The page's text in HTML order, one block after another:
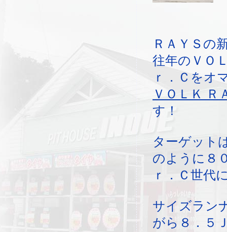
ＲＡＹＳの
往年のＶＯ
ｒ．Ｃをオ
ＶＯＬＫ Ｒ
す！
ターゲット
のように８
ｒ．Ｃ世代
サイズラン
がら８．５